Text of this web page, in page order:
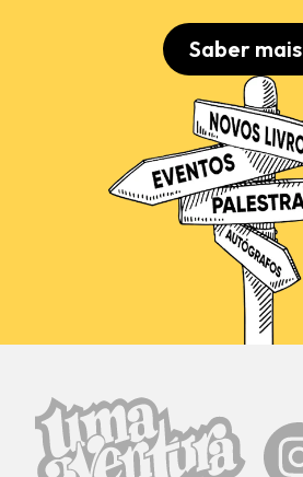
Saber mais